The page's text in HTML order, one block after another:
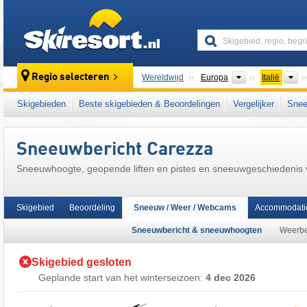
Regio selecteren Wereldwijd Europa Continenten
Italië
Wereldwijd Europa Continenten
Italië
Europese Unie
Skigebieden Beste skigebieden & Beoordelingen Vergelijker
Sneeuwbericht Carezza
Sneeuwhoogte, geopende liften en pistes en sneeuwgeschiedenis
Skigebied Beoordeling Sneeuw / Weer / Webcams
Sneeuwbericht & sneeuwhoogten
Skigebied gesloten
Geplande start van het winterseizoen: 4 dec 2026